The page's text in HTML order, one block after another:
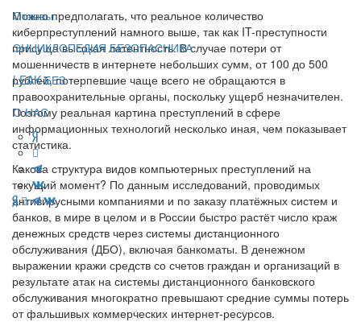
Отзывы
ЭНЦИКЛОПЕДИЯ БЕЗОПАСНИКА
LEAK-БЕЗ
О НАС
Можно предполагать, что реальное количество
киберпреступлений намного выше, так как IT-преступности
присуща высокая латентность. В случае потери от
мошенничеств в интернете небольших сумм, от 100 до 500
рублей, потерпевшие чаще всего не обращаются в
правоохранительные органы, поскольку ущерб незначителен.
Поэтому реальная картина преступлений в сфере
информационных технологий несколько иная, чем показывает
статистика.
Какова структура видов компьютерных преступлений на
текущий момент? По данным исследований, проводимых
антивирусными компаниями и по заказу платёжных систем и
банков, в мире в целом и в России быстро растёт число краж
денежных средств через системы дистанционного
обслуживания (ДБО), включая банкоматы. В денежном
выражении кражи средств со счетов граждан и организаций в
результате атак на системы дистанционного банковского
обслуживания многократно превышают средние суммы потерь
от фальшивых коммерческих интернет-ресурсов.